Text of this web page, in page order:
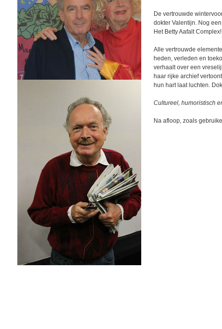
De vertrouwde
dokter Valentijn. Nog
Het Betty Aafalt
Alle vertrouwde
heden, verleden en
verhaalt over een
haar rijke archief
hun hart laat luchten.
Cultureel, humoristisch
Na afloop, zoals